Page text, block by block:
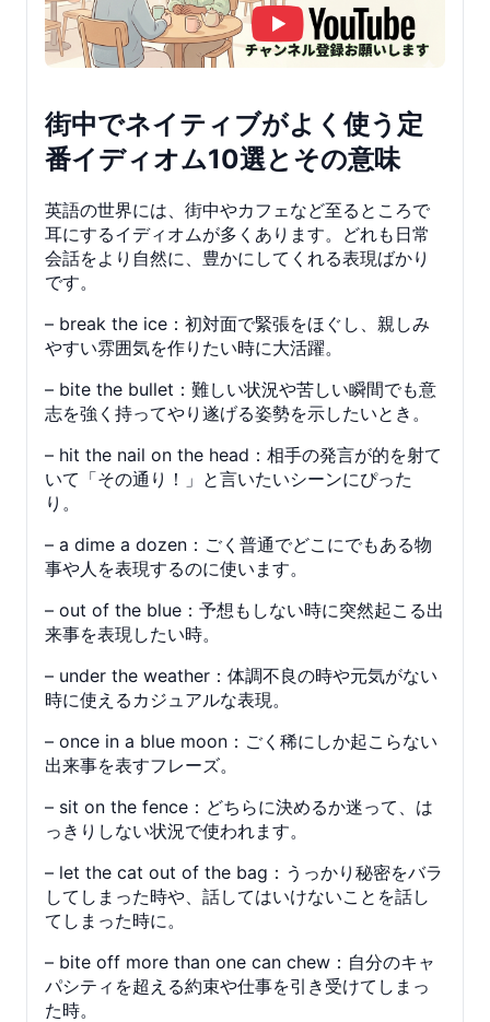
街中でネイティブがよく使う定
番イディオム10選とその意味
英語の世界には、街中やカフェなど至るところで
耳にするイディオムが多くあります。どれも日常
会話をより自然に、豊かにしてくれる表現ばかり
です。
– break the ice：初対面で緊張をほぐし、親しみ
やすい雰囲気を作りたい時に大活躍。
– bite the bullet：難しい状況や苦しい瞬間でも意
志を強く持ってやり遂げる姿勢を示したいとき。
– hit the nail on the head：相手の発言が的を射て
いて「その通り！」と言いたいシーンにぴった
り。
– a dime a dozen：ごく普通でどこにでもある物
事や人を表現するのに使います。
– out of the blue：予想もしない時に突然起こる出
来事を表現したい時。
– under the weather：体調不良の時や元気がない
時に使えるカジュアルな表現。
– once in a blue moon：ごく稀にしか起こらない
出来事を表すフレーズ。
– sit on the fence：どちらに決めるか迷って、は
っきりしない状況で使われます。
– let the cat out of the bag：うっかり秘密をバラ
してしまった時や、話してはいけないことを話し
てしまった時に。
– bite off more than one can chew：自分のキャ
パシティを超える約束や仕事を引き受けてしまっ
た時。